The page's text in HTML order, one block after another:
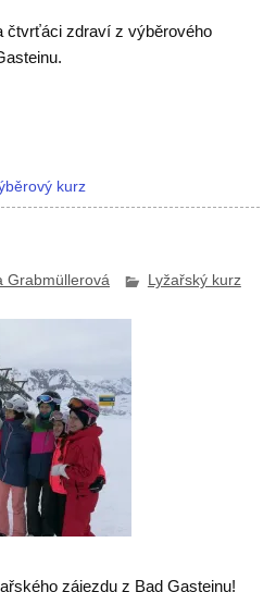
čtvrťáci zdraví z výběrového
kurz
Grabmüllerová Lyžařský kurz
zájezdu z Bad Gasteinu!